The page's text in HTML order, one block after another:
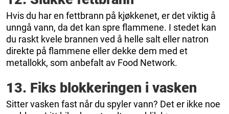
Hvis du har en fettbrann på kjøkkenet, er det viktig å
unngå vann, da det kan spre flammene. I stedet kan
du raskt kvele brannen ved å helle salt eller natron
direkte på flammene eller dekke dem med et
metallokk, som anbefalt av Food Network.
13. Fiks blokkeringen i vasken
Sitter vasken fast når du spyler vann? Det er ikke noe